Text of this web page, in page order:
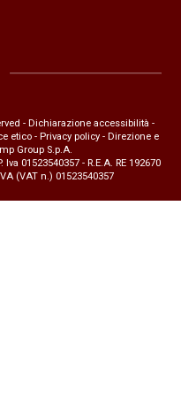
- Dichiarazione accessibilità -
etico- Privacy policy- Direzione e
Group S.p.A.
01523540357 - R.E.A. RE 192670
(VAT n.) 01523540357